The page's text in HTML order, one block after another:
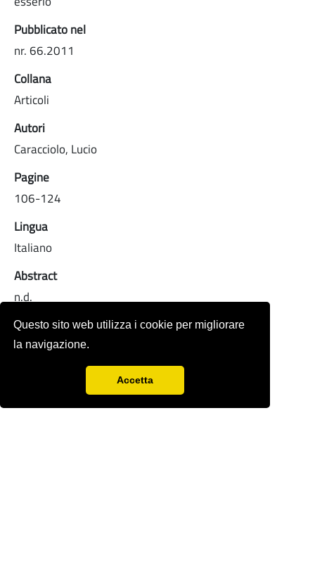
Questo sito web utilizza i cookie per migliorare
la navigazione.
Accetta
Pubblicato nel
nr. 66.2011
Collana
Articoli
Autori
Caracciolo, Lucio
Pagine
106-124
Lingua
Italiano
Abstract
n.d.
Full-text